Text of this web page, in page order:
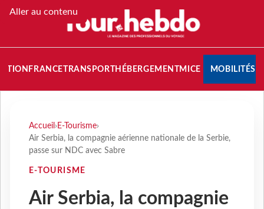
Aller au contenu
FRANCETRANSPORT HÉBERGEMENTMICE MOBILITÉS
Accueil › E-Tourisme›
Air Serbia, la compagnie aérienne nationale de la Serbie,
passe sur NDC avec Sabre
E-TOURISME
Air Serbia, la compagnie